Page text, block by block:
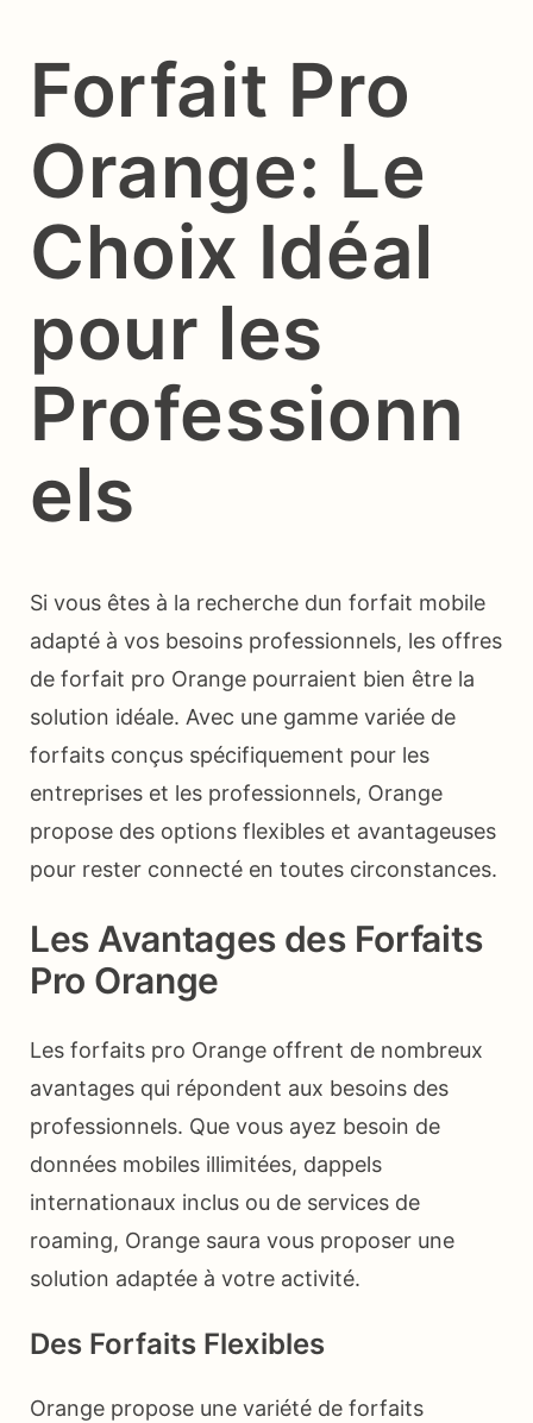
Forfait Pro
Orange: Le
Choix Idéal
pour les
Professionn
els
Si vous êtes à la recherche dun forfait mobile
adapté à vos besoins professionnels, les offres
de forfait pro Orange pourraient bien être la
solution idéale. Avec une gamme variée de
forfaits conçus spécifiquement pour les
entreprises et les professionnels, Orange
propose des options flexibles et avantageuses
pour rester connecté en toutes circonstances.
Les Avantages des Forfaits
Pro Orange
Les forfaits pro Orange offrent de nombreux
avantages qui répondent aux besoins des
professionnels. Que vous ayez besoin de
données mobiles illimitées, dappels
internationaux inclus ou de services de
roaming, Orange saura vous proposer une
solution adaptée à votre activité.
Des Forfaits Flexibles
Orange propose une variété de forfaits